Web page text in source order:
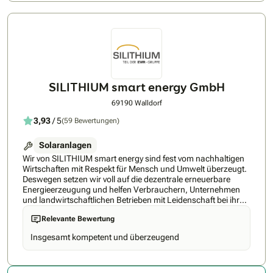
Dabei leiten uns klare Grundwerte: menschzentriert,
investieren wir konsequent in die Zukunft: 2026 entsteht
unser neues, großes COPPEN-Headquarter in Bad Dürkheim
und Plattform für weiteres Wachstum. Unser Zielbild bleibt
klar: vollständig integrierte Premium-Energieökosysteme –
technologisch führend, vernetzt und skalierbar – für
SILITHIUM smart energy GmbH
69190 Walldorf
3,93/ 5(59 Bewertungen)
Solaranlagen
Wir von SILITHIUM smart energy sind fest vom nachhaltigen
Wirtschaften mit Respekt für Mensch und Umwelt überzeugt.
Deswegen setzen wir voll auf die dezentrale erneuerbare
Energieerzeugung und helfen Verbrauchern, Unternehmen
und landwirtschaftlichen Betrieben mit Leidenschaft bei ihrer
persönlichen Energiewende. Als Teil der EWR-Gruppe haben
Sie als Kunde auch in Zukunft die Sicherheit, dass sich
jemand um Ihr Anliegen kümmert.
#seiDeineigenesKraftwerk!
Relevante Bewertung
Insgesamt kompetent und überzeugend